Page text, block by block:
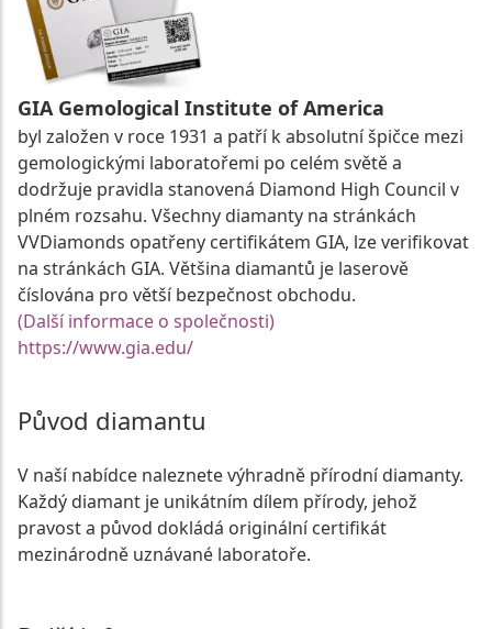
GIA Gemological Institute of America
byl založen v roce 1931 a patří k absolutní špičce mezi
gemologickými laboratořemi po celém světě a
dodržuje pravidla stanovená Diamond High Council v
plném rozsahu. Všechny diamanty na stránkách
VVDiamonds opatřeny certifikátem GIA, lze verifikovat
na stránkách GIA. Většina diamantů je laserově
číslována pro větší bezpečnost obchodu.
(Další informace o společnosti)
https://www.gia.edu/
Původ diamantu
V naší nabídce naleznete výhradně přírodní diamanty.
Každý diamant je unikátním dílem přírody, jehož
pravost a původ dokládá originální certifikát
mezinárodně uznávané laboratoře.